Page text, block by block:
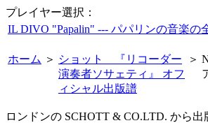
プレイヤー選択：
IL DIVO "Papalin" --- パパリンの音楽の
ホーム ＞ ショット 『リコーダー
演奏者ソサェティ』 オフ
ィシャル出版譜
＞
ロンドンの SCHOTT & CO.LTD. から